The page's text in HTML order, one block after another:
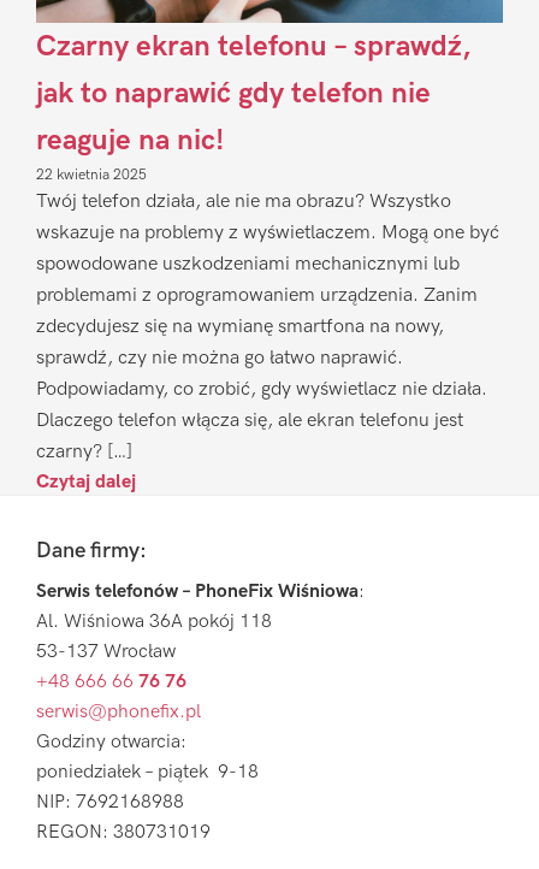
Czarny ekran telefonu – sprawdź,
jak to naprawić gdy telefon nie
reaguje na nic!
22 kwietnia 2025
Twój telefon działa, ale nie ma obrazu? Wszystko
wskazuje na problemy z wyświetlaczem. Mogą one być
spowodowane uszkodzeniami mechanicznymi lub
problemami z oprogramowaniem urządzenia. Zanim
zdecydujesz się na wymianę smartfona na nowy,
sprawdź, czy nie można go łatwo naprawić.
Podpowiadamy, co zrobić, gdy wyświetlacz nie działa.
Dlaczego telefon włącza się, ale ekran telefonu jest
czarny? […]
Czytaj dalej
FooterDane firmy:
Serwis telefonów – PhoneFix Wiśniowa:
Al. Wiśniowa 36A pokój 118
53-137 Wrocław
+48 666 66 76 76
serwis@phonefix.pl
Godziny otwarcia:
poniedziałek – piątek 9-18
NIP: 7692168988
REGON: 380731019